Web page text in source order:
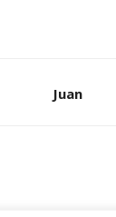
Juan